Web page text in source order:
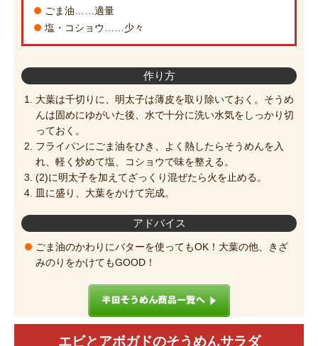
ごま油……適量
塩・コショウ……少々
作り方
大葉は千切りに、明太子は薄皮を取り除いておく。そうめ
んは固めにゆがいた後、水で十分に洗い水気をしっかり切
っておく。
フライパンにごま油をひき、よく熱したらそうめんを入
れ、軽く炒めて塩、コショウで味を整える。
(2)に明太子を加えてざっくり混ぜたら火を止める。
皿に盛り、大葉をかけて完成。
アドバイス
ごま油のかわりにバターを使ってもOK！大葉の他、きざ
みのりをかけてもGOOD！
エビとアボガドのそうめんサラダ